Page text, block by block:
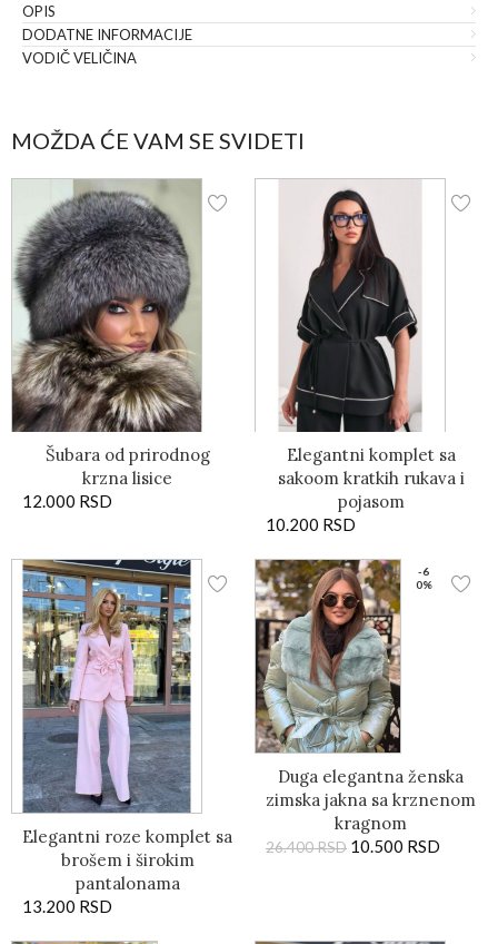
OPIS
DODATNE INFORMACIJE
VODIČ VELIČINA
MOŽDA ĆE VAM SE SVIDETI
Šubara od prirodnog
krzna lisice
12.000 RSD
Elegantni komplet sa
sakoom kratkih rukava i
pojasom
10.200 RSD
Elegantni roze komplet sa
brošem i širokim
pantalonama
13.200 RSD
-6
0%
Duga elegantna ženska
zimska jakna sa krznenom
kragnom
26.400RSD 10.500 RSD